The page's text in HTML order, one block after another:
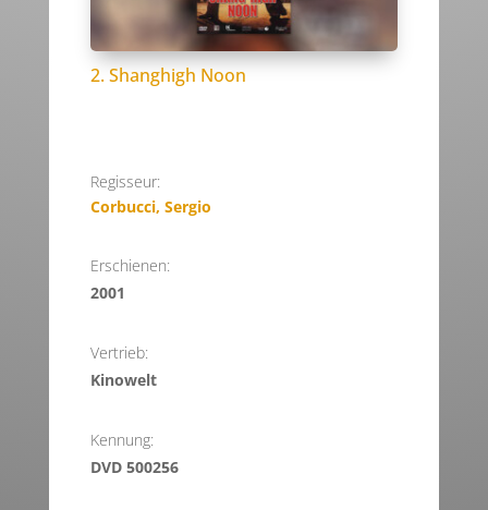
2. Shanghigh Noon
Regisseur:
Corbucci, Sergio
Erschienen:
2001
Vertrieb:
Kinowelt
Kennung:
DVD 500256